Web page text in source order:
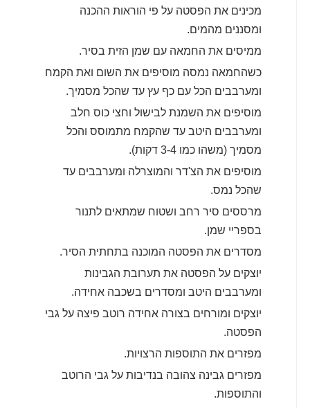
מכינים את הפסטה על פי הוראות ההכנה
ומסננים מהמים.
ממיסים את החמאה עם שמן הזית בסיר.
כשהחמאה נמסה מוסיפים את השום ואת הקמח
ומערבבים הכל עם כף עץ עד שהכל מסמיך.
מוסיפים את השמנת לבישול וחצי כוס חלב
ומערבבים היטב עד שהקמח מתמוסס והכל
מסמיך (משהו כמו 3-4 דקות).
מוסיפים את הצ'דר והמוצרלה ומערבבים עד
שהכל נמס.
מרססים סיר רחב ושטוח שמתאים לתנור
בספריי שמן.
מסדרים את הפסטה המוכנה בתחתית הסיר.
יוצקים על הפסטה את תערובת הגבינות
ומערבבים היטב ומסדרים בשכבה אחידה.
יוצקים ומורחים בצורה אחידה רוטב פיצה על גבי
הפסטה.
מפזרים את התוספות הרצויות.
מפזרים גבינה צהובה בנדיבות על גבי הרוטב
והתוספות.